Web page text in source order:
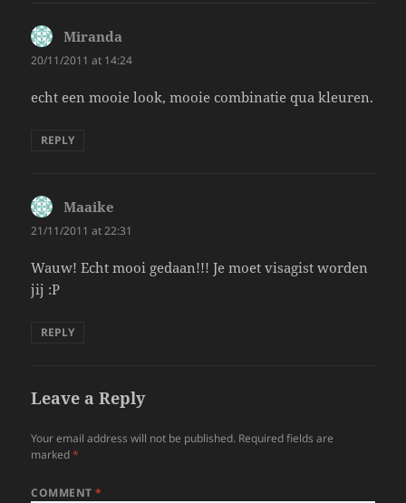
Miranda
20/11/2011 at 14:24
echt een mooie look, mooie combinatie qua kleuren.
REPLY
Maaike
21/11/2011 at 22:31
Wauw! Echt mooi gedaan!!! Je moet visagist worden
jij :P
REPLY
Leave a Reply
Your email address will not be published. Required fields are
marked*
COMMENT*